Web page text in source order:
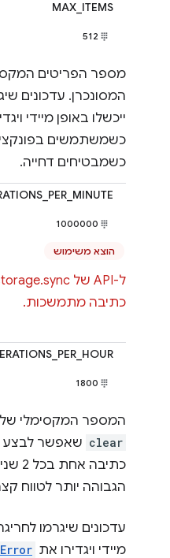
MAX_ITEMS
512
מספר הפריטים
המסונכרן. עדכונים
ייכשלו באופן מיידי
כשמבטיחים דחייה.
1000000
הוצא משימוש
כתיבה מתמשכות.
1800
המספר המקסימלי של
clear שאפשר לבצע
הגבוהה יותר לטווח
עדכונים שיגרמו
מיידי ויגדירו את